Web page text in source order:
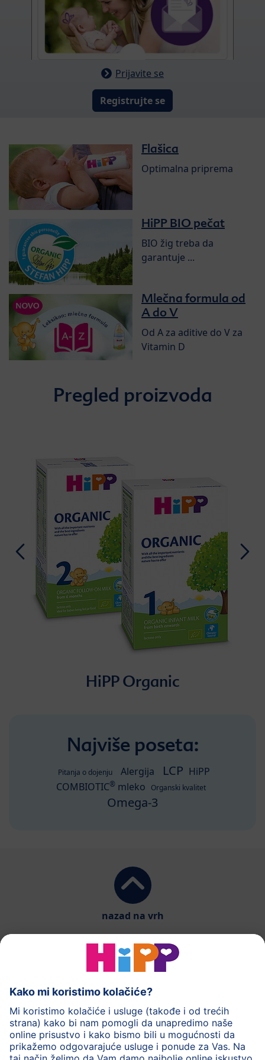
Prijavite se
Registrujte se
Flašica
Optimalna priprema
HiPP BIO pečat
BIO žig treba da
garantuje ...
Mlečna formula od
A do V
Od A za aditive do V za
Vitamin D
Pregled proizvoda
HiPP Organic
Najviše poseta:
Pitanja o dojenju Alergija LCP HiPP
COMBIOTIC® mleko Organski kvalitet
Omega-3
nazad na vrh
HiPP mlečna hrana
HiPP hrana za bebe
HiPP Deca
HiPP nega HiPP trudnoća